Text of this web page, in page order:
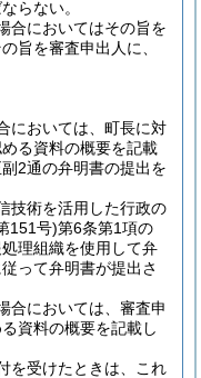
らない。
合においてはその旨を
旨を審査申出人に、
においては、町長に対
る資料の概要を記載
2通の弁明書の提出を
技術を活用した行政の
151号)第6条第1項の
理組織を使用して弁
って弁明書が提出さ
合においては、審査申
資料の概要を記載し
を受けたときは、これ